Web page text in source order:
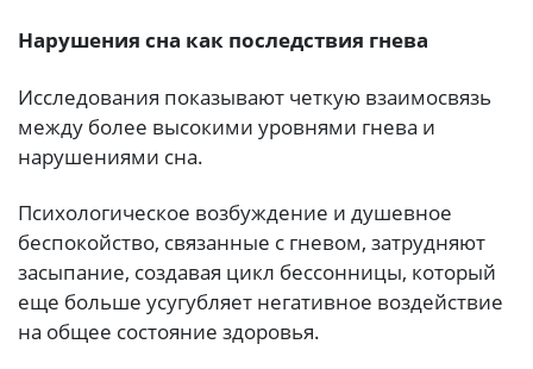
Нарушения сна как последствия гнева
Исследования показывают четкую взаимосвязь
между более высокими уровнями гнева и
нарушениями сна.
Психологическое возбуждение и душевное
беспокойство, связанные с гневом, затрудняют
засыпание, создавая цикл бессонницы, который
еще больше усугубляет негативное воздействие
на общее состояние здоровья.